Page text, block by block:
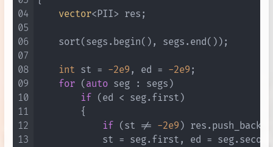
04
05
06
07
08
09
10
11
12
13
vector<PII> res;
    sort(segs.begin(), segs.end());
int st = -2e9 , ed = -2e9 ;
for ( auto seg : segs)
if (ed < seg.first)
        {
if (st != -2e9 )
st = seg.first, ed =